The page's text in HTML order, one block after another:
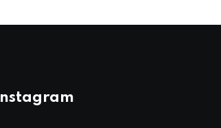
Instagram